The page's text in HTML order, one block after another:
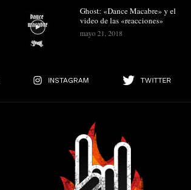
Ghost: «Dance Macabre» y el
video de las «reacciones»
mayo 21, 2018
INSTAGRAM TWITTER